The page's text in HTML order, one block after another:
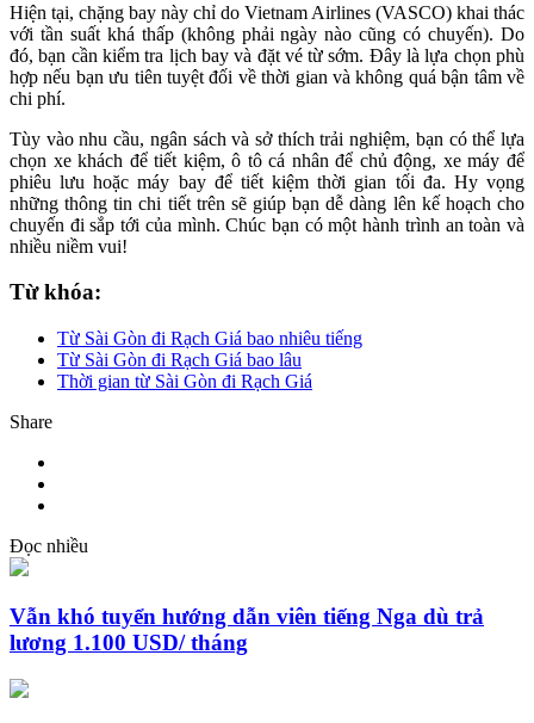
Hiện tại, chặng bay này chỉ do Vietnam Airlines (VASCO) khai thác
với tần suất khá thấp (không phải ngày nào cũng có chuyến). Do
đó, bạn cần kiểm tra lịch bay và đặt vé từ sớm. Đây là lựa chọn phù
hợp nếu bạn ưu tiên tuyệt đối về thời gian và không quá bận tâm về
chi phí.
Tùy vào nhu cầu, ngân sách và sở thích trải nghiệm, bạn có thể lựa
chọn xe khách để tiết kiệm, ô tô cá nhân để chủ động, xe máy để
phiêu lưu hoặc máy bay để tiết kiệm thời gian tối đa. Hy vọng
những thông tin chi tiết trên sẽ giúp bạn dễ dàng lên kế hoạch cho
chuyến đi sắp tới của mình. Chúc bạn có một hành trình an toàn và
nhiều niềm vui!
Từ khóa:
Từ Sài Gòn đi Rạch Giá bao nhiêu tiếng
Từ Sài Gòn đi Rạch Giá bao lâu
Thời gian từ Sài Gòn đi Rạch Giá
Share
Đọc nhiều
Vẫn khó tuyển hướng dẫn viên tiếng Nga dù trả
lương 1.100 USD/ tháng